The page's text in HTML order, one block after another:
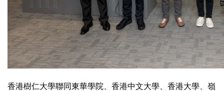
香港樹仁大學聯同東華學院、香港中文大學、香港大學、嶺